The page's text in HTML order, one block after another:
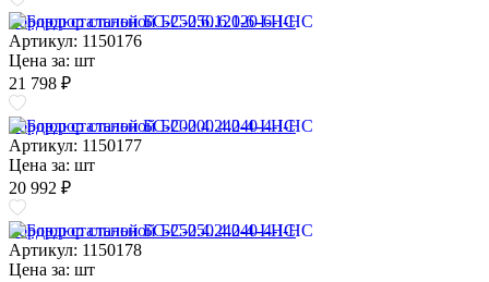
Бордюр стальной БС-250.6.120-6-I-НС
Артикул: 1150176
Цена за: шт
21 798 ₽
Бордюр стальной БС-200.4.240-4-I-НС
Артикул: 1150177
Цена за: шт
20 992 ₽
Бордюр стальной БС-250.4.240-4-I-НС
Артикул: 1150178
Цена за: шт